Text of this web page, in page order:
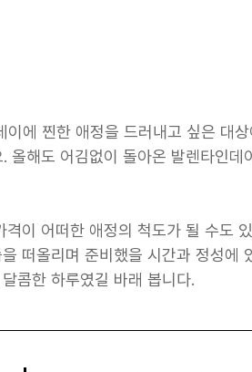
이에 찐한 애정을 드러내고 싶은 대
올해도 어김없이 돌아온 발렌타인데
격이 어떠한 애정의 척도가 될 수도
떠올리며 준비했을 시간과 정성에
콤한 하루였길 바래 봅니다.